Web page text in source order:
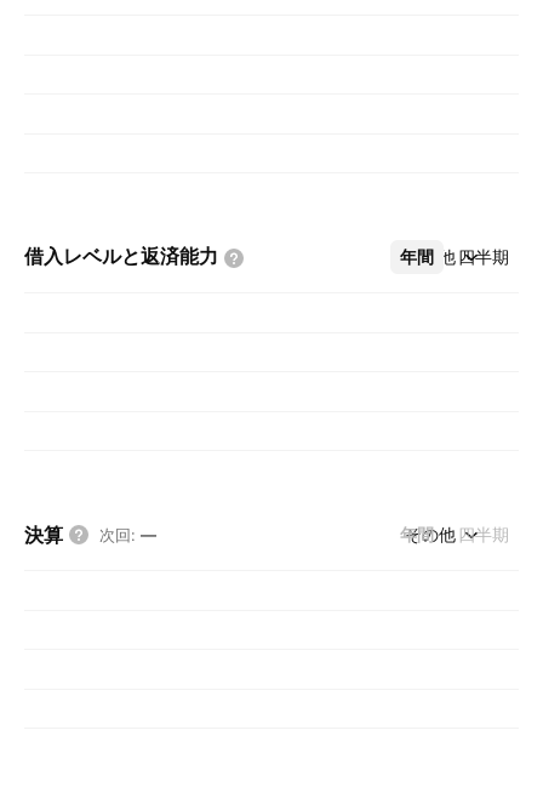
借入レベルと返済能力 年間 四半期
その他
決算 次回: — 年間 四半期
その他